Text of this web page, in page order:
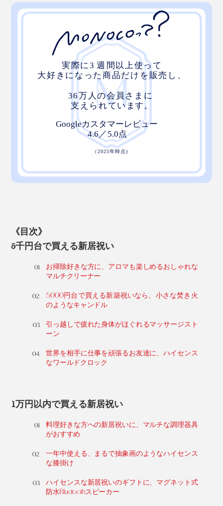
《目次》
5千円台で買える新居祝い
お掃除好きな方に、アロマも楽しめるおしゃれな
マルチクリーナー
5000円台で買える新築祝いなら、小さな焚き火
のようなキャンドル
引っ越しで疲れた身体がほぐれるマッサージスト
ーン
世界を相手に仕事を頑張るお友達に、ハイセンス
なワールドクロック
1万円以内で買える新居祝い
料理好きな方への新居祝いに、マルチな調理器具
がおすすめ
一年中使える、まるで抽象画のようなハイセンス
な膝掛け
ハイセンスな新居祝いのギフトに、マグネット式
防水Bluetoothスピーカー